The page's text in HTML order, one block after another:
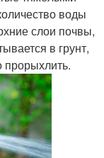
воды
слои почвы,
в грунт,
прорыхлить.